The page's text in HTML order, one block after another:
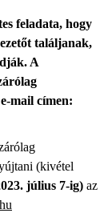
feladata, hogy
találjanak,
A
mail címen:
(kivétel
július 7-ig) az